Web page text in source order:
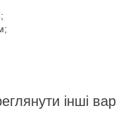
інші